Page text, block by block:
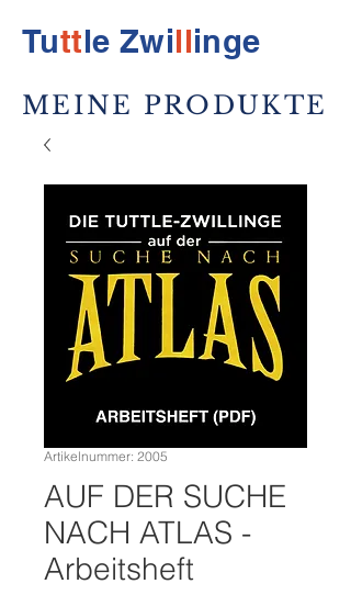
Tuttle Zwillinge
MEINE PRODUKTE
Artikelnummer: 2005
AUF DER SUCHE
NACH ATLAS -
Arbeitsheft